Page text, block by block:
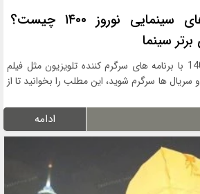
بهترین فیلم های سینمایی نوروز ۱۴۰۰ چیست؟
اگر میخواهید در نوروز 1400 با برنامه های سرگرم کننده تلویزیون مثل فیلم
های سینمایی نوروز 1400 و سریال ها سرگرم شوید، این مطلب را بخوانید تا از
ادامه